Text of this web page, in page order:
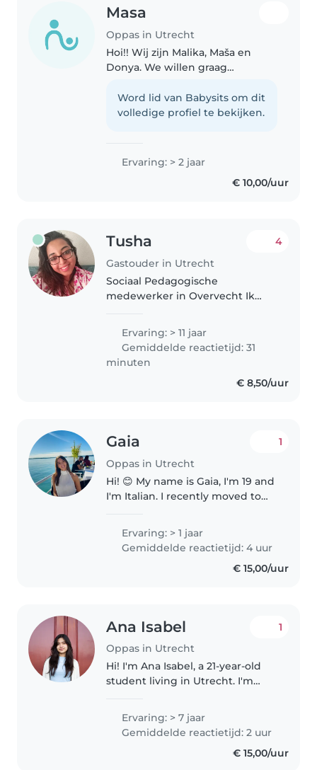
Masa
Oppas in Utrecht
Hoi!! Wij zijn Malika, Maša en
Donya. We willen graag
zorgzaam, verantwoordelijk,
grappig en lief. We hebben
Word lid van Babysits om dit
volledige profiel te bekijken.
Ervaring: > 2 jaar
€ 10,00/uur
Tusha
Gastouder in Utrecht
4
Sociaal Pedagogische
medewerker in Overvecht Ik
gastouder. Met 21 jaar ervaring in
de kinderopvang en BSO, en
een opleiding als Sociaal
Pedagogisch Medewerker,..
Ervaring: > 11 jaar
Gemiddelde reactietijd: 31
minuten
€ 8,50/uur
Gaia
Oppas in Utrecht
1
Hi! 😊 My name is Gaia, I'm 19 and
I'm Italian. I recently moved to
truly enjoy spending time with
children. I'm easy-going,..
Ervaring: > 1 jaar
Gemiddelde reactietijd: 4 uur
€ 15,00/uur
Ana Isabel
Oppas in Utrecht
1
Hi! I'm Ana Isabel, a 21-year-old
student living in Utrecht. I'm
speak Spanish, English, and
some Dutch. I've helped care for
my 10 nieces and nephews..
Ervaring: > 7 jaar
Gemiddelde reactietijd: 2 uur
€ 15,00/uur